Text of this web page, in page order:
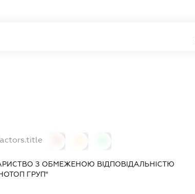
З ОБМЕЖЕНОЮ ВІДПОВІДАЛЬНІСТЮ
ГРУП"